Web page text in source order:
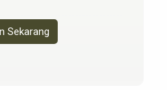
Sekarang